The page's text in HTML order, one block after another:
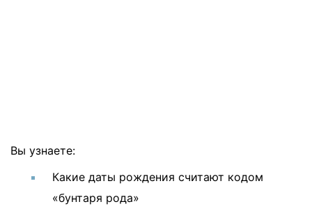
Вы узнаете:
Какие даты рождения считают кодом
«бунтаря рода»